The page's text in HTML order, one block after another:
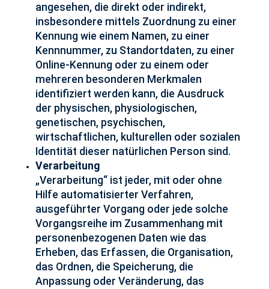
angesehen, die direkt oder indirekt,
insbesondere mittels Zuordnung zu einer
Kennung wie einem Namen, zu einer
Kennnummer, zu Standortdaten, zu einer
Online-Kennung oder zu einem oder
mehreren besonderen Merkmalen
identifiziert werden kann, die Ausdruck
der physischen, physiologischen,
genetischen, psychischen,
wirtschaftlichen, kulturellen oder sozialen
Identität dieser natürlichen Person sind.
Verarbeitung
„Verarbeitung“ ist jeder, mit oder ohne
Hilfe automatisierter Verfahren,
ausgeführter Vorgang oder jede solche
Vorgangsreihe im Zusammenhang mit
personenbezogenen Daten wie das
Erheben, das Erfassen, die Organisation,
das Ordnen, die Speicherung, die
Anpassung oder Veränderung, das